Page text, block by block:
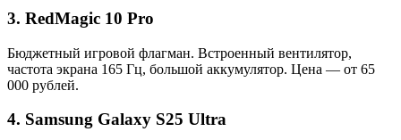
3. RedMagic 10 Pro
Бюджетный игровой флагман. Встроенный вентилятор,
частота экрана 165 Гц, большой аккумулятор. Цена — от 65
000 рублей.
4. Samsung Galaxy S25 Ultra